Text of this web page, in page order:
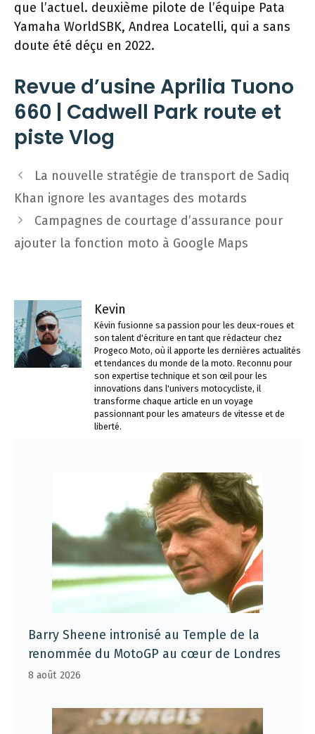
que l’actuel. deuxième pilote de l’équipe Pata
Yamaha WorldSBK, Andrea Locatelli, qui a sans
doute été déçu en 2022.
Revue d’usine Aprilia Tuono
660 | Cadwell Park route et
piste Vlog
Navigation
des
La nouvelle stratégie de transport de Sadiq
Khan ignore les avantages des motards
Campagnes de courtage d’assurance pour
ajouter la fonction moto à Google Maps
Kevin
Kévin fusionne sa passion pour les deux-roues et
son talent d'écriture en tant que rédacteur chez
Progeco Moto, où il apporte les dernières actualités
et tendances du monde de la moto. Reconnu pour
son expertise technique et son œil pour les
innovations dans l'univers motocycliste, il
transforme chaque article en un voyage
passionnant pour les amateurs de vitesse et de
liberté.
Barry Sheene intronisé au Temple de la
renommée du MotoGP au cœur de Londres
8 août 2026